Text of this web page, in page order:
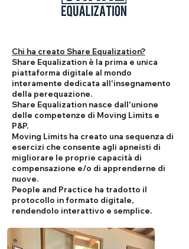
Chi ha creato Share Equalization?
Share Equalization è la prima e unica
piattaforma digitale al mondo
interamente dedicata all'insegnamento
della perequazione.
Share Equalization nasce dall'unione
delle competenze di Moving Limits e
P&P.
Moving Limits ha creato una sequenza di
esercizi che consente agli apneisti di
migliorare le proprie capacità di
compensazione e/o di apprenderne di
nuove.
People and Practice ha tradotto il
protocollo in formato digitale,
rendendolo interattivo e semplice.